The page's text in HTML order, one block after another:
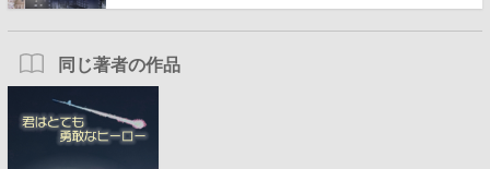
同じ著者の作品